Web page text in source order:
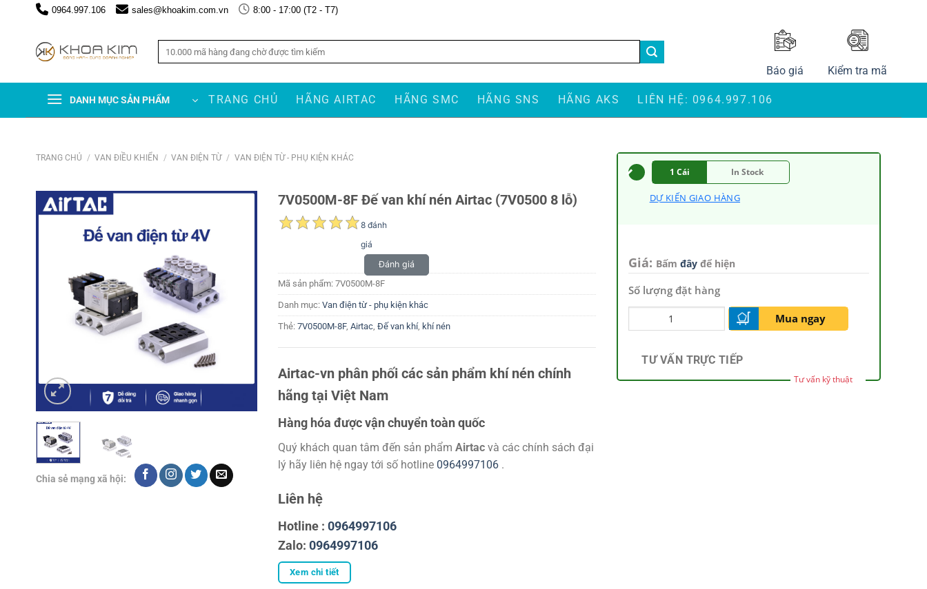
0964.997.106 sales@khoakim.com.vn 8:00 - 17:00 (T2 - T7)
Báo giá Kiểm tra mã
DANH MỤC SẢN PHẨM TRANG CHỦ HÃNG AIRTAC HÃNG SMC HÃNG SNS HÃNG AKS LIÊN HỆ: 0964.997.106
TRANG CHỦ / VAN ĐIỀU KHIỂN / VAN ĐIỆN TỪ / VAN ĐIỆN TỪ - PHỤ KIỆN KHÁC
Chia sẻ mạng xã hội:
7V0500M-8F Đế van khí nén Airtac (7V0500 8 lỗ)
8 đánh
giá
Đánh giá
Mã sản phẩm: 7V0500M-8F
Danh mục: Van điện từ - phụ kiện khác
Thẻ: 7V0500M-8F, Airtac, Đế van khí, khí nén
Airtac-vn phân phối các sản phẩm khí nén chính
hãng tại Việt Nam
Hàng hóa được vận chuyển toàn quốc
Quý khách quan tâm đến sản phẩm Airtacvà các chính sách đại
lý hãy liên hệ ngay tới số hotline 0964997106 .
Liên hệ
Hotline : 0964997106
Zalo: 0964997106
Xem chi tiết
1 Cái In Stock
DỰ KIẾN GIAO HÀNG
Giá: Bấm đâyđể hiện
Số lượng đặt hàng
Mua ngay
TƯ VẤN TRỰC TIẾP
Tư vấn kỹ thuật